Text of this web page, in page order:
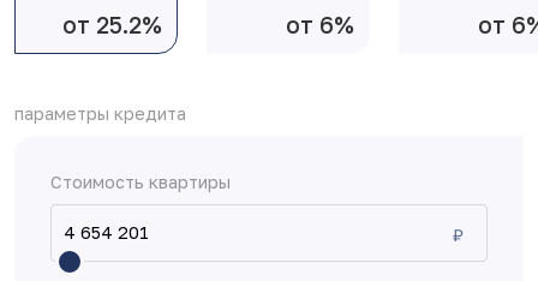
от 25.2% от 6% от
параметры кредита
Стоимость квартиры
₽